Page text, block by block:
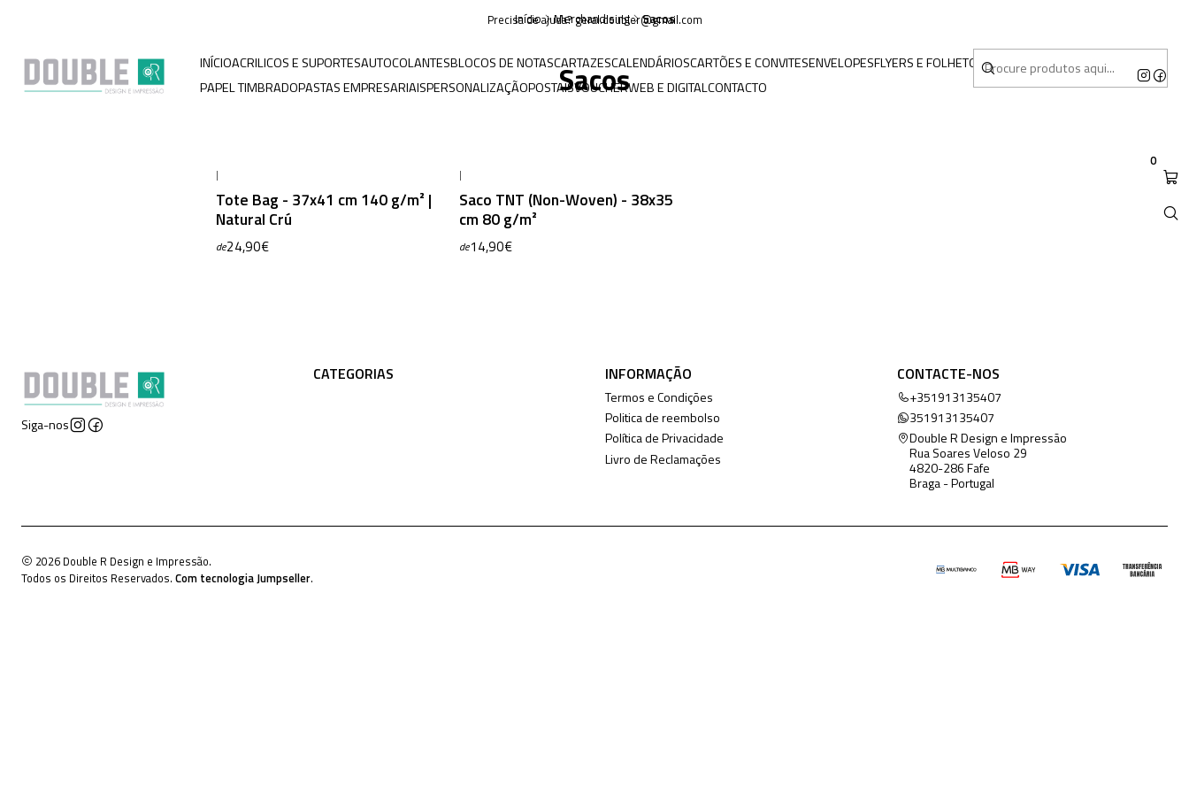
INÍCIOACRILICOS E SUPORTESAUTOCOLANTESBLOCOS DE NOTASCARTAZESCALENDÁRIOSCARTÕES E CONVITESENVELOPESFLYERS E FOLHETOSMERCHANDISING
PAPEL TIMBRADOPASTAS EMPRESARIAISPERSONALIZAÇÃOPOSTAISVOUCHERWEB E DIGITALCONTACTO
0
Precisa de ajuda? geral.doubler@gmail.com
Início Merchandising Sacos
Sacos
|
Tote Bag - 37x41 cm 140 g/m² |
Natural Crú
de24,90€
|
Saco TNT (Non-Woven) - 38x35
cm 80 g/m²
de14,90€
Siga-nos
CATEGORIAS INFORMAÇÃO
Termos e Condições
Politica de reembolso
Política de Privacidade
Livro de Reclamações
CONTACTE-NOS
+351913135407
351913135407
Double R Design e Impressão
Rua Soares Veloso 29
4820-286 Fafe
Braga - Portugal
2026 Double R Design e Impressão.
Todos os Direitos Reservados. Com tecnologia Jumpseller.